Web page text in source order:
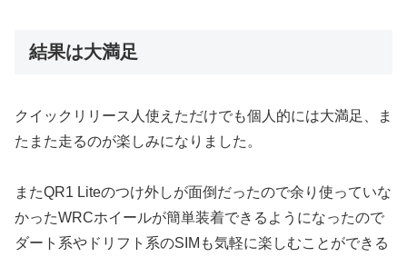
結果は大満足
クイックリリース人使えただけでも個人的には大満足、ま
たまた走るのが楽しみになりました。
またQR1 Liteのつけ外しが面倒だったので余り使っていな
かったWRCホイールが簡単装着できるようになったので
ダート系やドリフト系のSIMも気軽に楽しむことができる